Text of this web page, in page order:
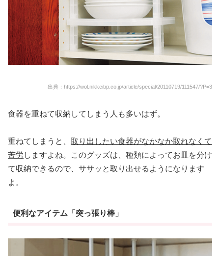
出典：https://wol.nikkeibp.co.jp/article/special/20110719/111547/?P=3
食器を重ねて収納してしまう人も多いはず。
重ねてしまうと、 取り出したい食器がなかなか取れなくて
苦労 しますよね。このグッズは、種類によってお皿を分け
て収納できるので、ササッと取り出せるようになります
よ。
便利なアイテム「突っ張り棒」